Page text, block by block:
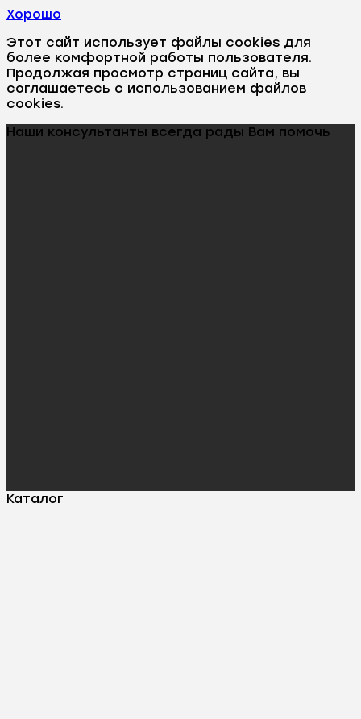
Хорошо
Этот сайт использует файлы cookies для
более комфортной работы пользователя.
Продолжая просмотр страниц сайта, вы
соглашаетесь с использованием файлов
cookies.
Наши консультанты всегда рады Вам помочь
Каталог